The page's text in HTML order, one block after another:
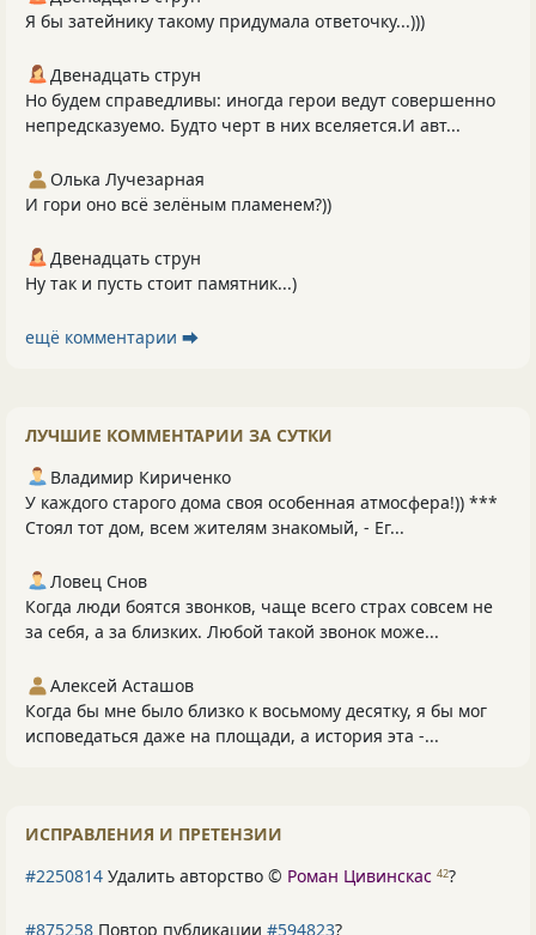
Я бы затейнику такому придумала ответочку...)))
Двенадцать струн
Но будем справедливы: иногда герои ведут совершенно
непредсказуемо. Будто черт в них вселяется.И авт...
Олька Лучезарная
И гори оно всё зелёным пламенем?))
Двенадцать струн
Ну так и пусть стоит памятник...)
ещё комментарии ⮕
ЛУЧШИЕ КОММЕНТАРИИ ЗА СУТКИ
Владимир Кириченко
У каждого старого дома своя особенная атмосфера!)) ***
Стоял тот дом, всем жителям знакомый, - Ег...
Ловец Снов
Когда люди боятся звонков, чаще всего страх совсем не
за себя, а за близких. Любой такой звонок може...
Алексей Асташов
Когда бы мне было близко к восьмому десятку, я бы мог
исповедаться даже на площади, а история эта -...
ИСПРАВЛЕНИЯ И ПРЕТЕНЗИИ
#2250814 Удалить авторство © Роман Цивинскас 42?
#875258 Повтор публикации #594823?